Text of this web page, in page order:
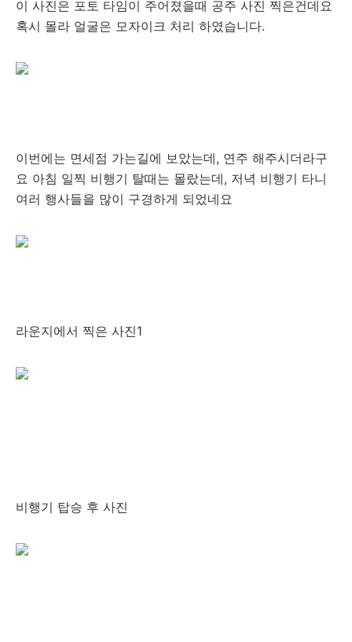
이 사진은 포토 타임이 주어졌을때 공주 사진 찍은건데요
혹시 몰라 얼굴은 모자이크 처리 하였습니다.
이번에는 면세점 가는길에 보았는데, 연주 해주시더라구
요 아침 일찍 비행기 탈때는 몰랐는데, 저녁 비행기 타니
여러 행사들을 많이 구경하게 되었네요
라운지에서 찍은 사진1
비행기 탑승 후 사진